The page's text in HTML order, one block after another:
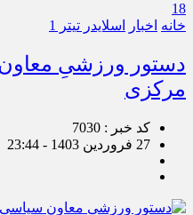
18
خانه اخبار اسلایدر تیتر 1
دستور ورزشیِ معاون
مرکزی
کد خبر : 7030
27 فروردین 1403 - 23:44